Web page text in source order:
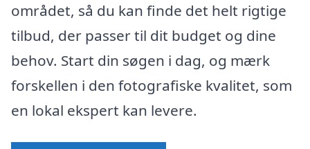
området, så du kan finde det helt rigtige
tilbud, der passer til dit budget og dine
behov. Start din søgen i dag, og mærk
forskellen i den fotografiske kvalitet, som
en lokal ekspert kan levere.